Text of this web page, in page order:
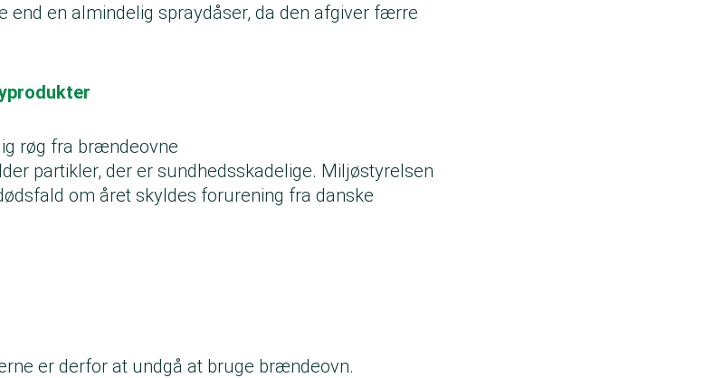
end en almindelig spraydåser, da den afgiver færre
røg fra brændeovne
partikler, der er sundhedsskadelige. Miljøstyrelsen
om året skyldes forurening fra danske
er derfor at undgå at bruge brændeovn.